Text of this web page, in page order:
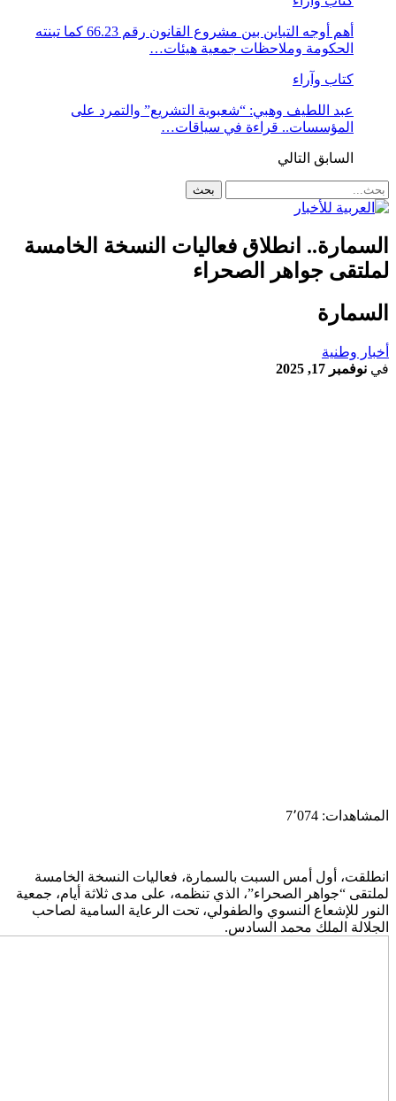
أهم أوجه التباين بين مشروع القانون رقم 66.23 كما تبنته
الحكومة وملاحظات جمعية هيئات…
كتاب وآراء
عبد اللطيف وهبي: “شعبوية التشريع” والتمرد على
المؤسسات.. قراءة في سياقات…
السابقالتالي
انطلاق فعاليات النسخة الخامسة
جواهر الصحراء
وطنية
نوفمبر 17, 2025
7٬074
أول أمس السبت بالسمارة، فعاليات النسخة الخامسة
“جواهر الصحراء”، الذي تنظمه، على مدى ثلاثة أيام، جمعية
للإشعاع النسوي والطفولي، تحت الرعاية السامية لصاحب
الملك محمد السادس.